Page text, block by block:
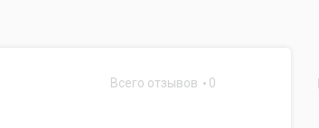
Всего отзывов 0